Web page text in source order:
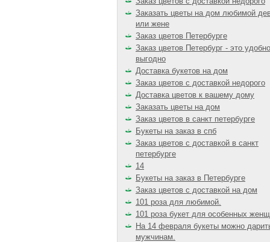
Заказать цветы на дом любимой
или жене
Заказ цветов Петербурге
Заказ цветов Петербург - это
выгодно
Доставка букетов на дом
Заказ цветов с доставкой недорого
Доставка цветов к вашему дому
Заказать цветы на дом
Заказ цветов в санкт петербурге
Букеты на заказ в спб
Заказ цветов с доставкой в санкт
петербурге
14
Букеты на заказ в Петербурге
Заказ цветов с доставкой на дом
101 роза для любимой.
101 роза букет для особенных
На 14 февраля букеты можно
мужчинам.